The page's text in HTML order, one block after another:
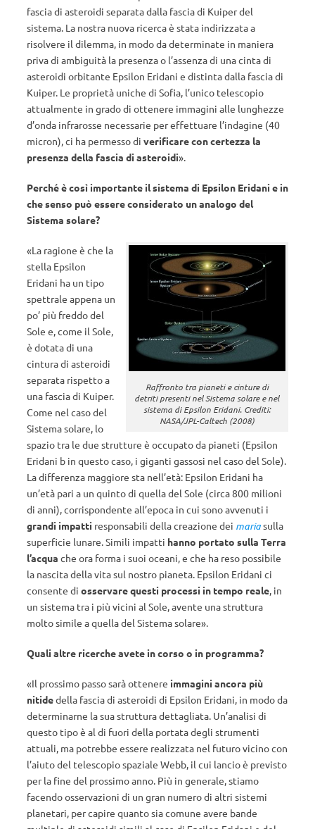
fascia di asteroidi separata dalla fascia di Kuiper del
sistema. La nostra nuova ricerca è stata indirizzata a
risolvere il dilemma, in modo da determinate in maniera
priva di ambiguità la presenza o l’assenza di una cinta di
asteroidi orbitante Epsilon Eridani e distinta dalla fascia di
Kuiper. Le proprietà uniche di Sofia, l’unico telescopio
attualmente in grado di ottenere immagini alle lunghezze
d’onda infrarosse necessarie per effettuare l’indagine (40
micron), ci ha permesso di verificare con certezza la
presenza della fascia di asteroidi».
Perché è così importante il sistema di Epsilon Eridani e in
che senso può essere considerato un analogo del
Sistema solare?
Raffronto tra pianeti e cinture di
detriti presenti nel Sistema solare e nel
sistema di Epsilon Eridani. Crediti:
NASA/JPL-Caltech (2008)
«La ragione è che la
stella Epsilon
Eridani ha un tipo
spettrale appena un
po’ più freddo del
Sole e, come il Sole,
è dotata di una
cintura di asteroidi
separata rispetto a
una fascia di Kuiper.
Come nel caso del
Sistema solare, lo
spazio tra le due strutture è occupato da pianeti (Epsilon
Eridani b in questo caso, i giganti gassosi nel caso del Sole).
La differenza maggiore sta nell’età: Epsilon Eridani ha
un’età pari a un quinto di quella del Sole (circa 800 milioni
di anni), corrispondente all’epoca in cui sono avvenuti i
grandi impatti responsabili della creazione dei mariasulla
superficie lunare. Simili impatti hanno portato sulla Terra
l’acqua che ora forma i suoi oceani, e che ha reso possibile
la nascita della vita sul nostro pianeta. Epsilon Eridani ci
consente di osservare questi processi in tempo reale, in
un sistema tra i più vicini al Sole, avente una struttura
molto simile a quella del Sistema solare».
Quali altre ricerche avete in corso o in programma?
«Il prossimo passo sarà ottenere immagini ancora più
nitidedella fascia di asteroidi di Epsilon Eridani, in modo da
determinarne la sua struttura dettagliata. Un’analisi di
questo tipo è al di fuori della portata degli strumenti
attuali, ma potrebbe essere realizzata nel futuro vicino con
l’aiuto del telescopio spaziale Webb, il cui lancio è previsto
per la fine del prossimo anno. Più in generale, stiamo
facendo osservazioni di un gran numero di altri sistemi
planetari, per capire quanto sia comune avere bande